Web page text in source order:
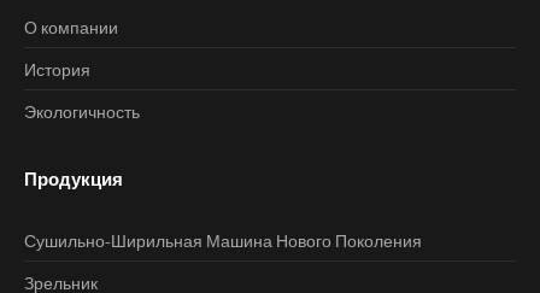
О компании
История
Экологичность
Продукция
Сушильно-Ширильная Машина Нового Поколения
Зрельник